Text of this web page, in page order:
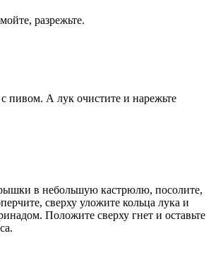
разрежьте.
пивом. А лук очистите и нарежьте
в небольшую кастрюлю, посолите,
сверху уложите кольца лука и
Положите сверху гнет и оставьте